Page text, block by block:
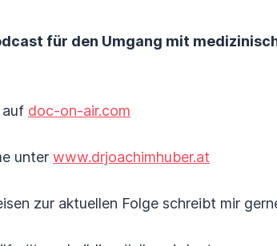
für den Umgang mit
auf doc-on-air.com
unter www.drjoachimhuber.at
zur aktuellen Folge schreibt mir